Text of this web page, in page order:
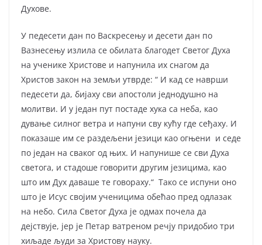
Духове.
У педесети дан по Васкресењу и десети дан по
Вазнесењу излила се обилата благодет Светог Духа
на ученике Христове и напунила их снагом да
Христов закон на земљи утврде: “ И кад се наврши
педесети да, бијаху сви апостоли једнодушно на
молитви. И у један пут постаде хука са неба, као
дување силног ветра и напуни сву кућу где сеђаху. И
показаше им се раздељени језици као огњени и седе
по један на сваког од њих. И напунише се сви Духа
светога, и стадоше говорити другим језицима, као
што им Дух даваше те говораху.“ Тако се испуни оно
што је Исус својим ученицима обећао пред одлазак
на небо. Сила Светог Духа је одмах почела да
дејствује, јер је Петар ватреном речју придобио три
хиљаде људи за Христову науку.